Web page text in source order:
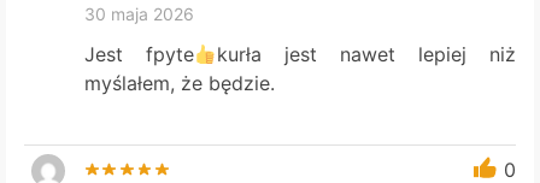
30 maja 2026
Jest fpyte
kurła jest nawet lepiej niż
myślałem, że będzie.
0